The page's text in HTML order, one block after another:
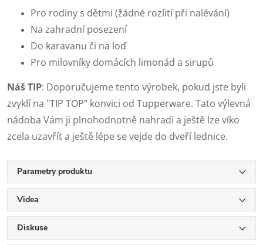
Pro rodiny s dětmi (žádné rozlití při nalévání)
Na zahradní posezení
Do karavanu či na loď
Pro milovníky domácích limonád a sirupů
Náš TIP: Doporučujeme tento výrobek, pokud jste byli
zvyklí na "TIP TOP" konvici od Tupperware. Tato výlevná
nádoba Vám ji plnohodnotně nahradí a ještě lze víko
zcela uzavřít a ještě lépe se vejde do dveří lednice.
Parametry produktu
Videa
Diskuse